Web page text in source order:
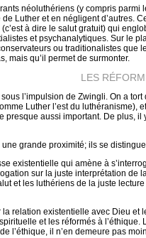
néoluthériens (y compris parmi
Luther et en négligent d’autres.
à dire le salut gratuit) qui
et psychanalytiques. Sur le
ou traditionalistes que
mais qu’il permet de surmonter.
LES
l’impulsion de Zwingli. On a
Luther l’est du luthéranisme),
presque aussi important. De plus,
grande proximité; ils se
existentielle qui amène à
sur la juste interprétation de
et les luthériens de la juste
la relation existentielle avec Dieu
et les réformés à
l’éthique, il n’en demeure pas